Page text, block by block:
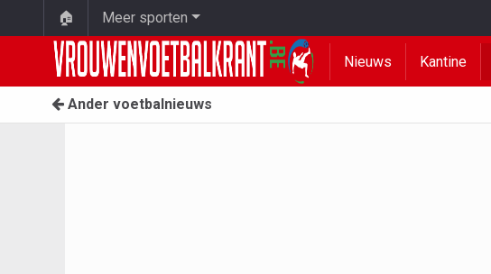
🏠 Meer sporten
Nieuws Kantine
Ander voetbalnieuws